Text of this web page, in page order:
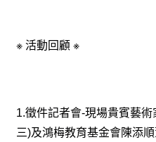
o
o
※ 活動回顧 ※
1.徵件記者會-現場貴賓藝術
三)及鴻梅教育基金會陳添